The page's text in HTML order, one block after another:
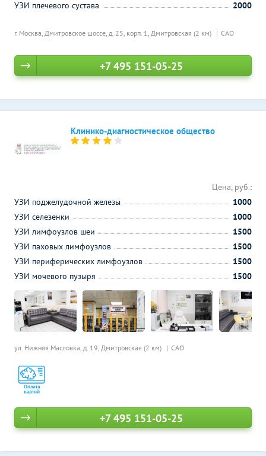
г. Москва, Дмитровское шоссе, д. 25, корп. 1, Дмитровская (2 км) САО
УЗИ плечевого сустава
2000
+7 495 151-05-25
Клинико-диагностическое общество
ул. Нижняя Масловка, д. 19, Дмитровская (2 км) САО
Цена, руб.:
УЗИ поджелудочной железы
1000
УЗИ селезенки
1000
УЗИ лимфоузлов шеи
1500
УЗИ паховых лимфоузлов
1500
УЗИ периферических лимфоузлов
1500
УЗИ мочевого пузыря
1500
+7 495 151-05-25